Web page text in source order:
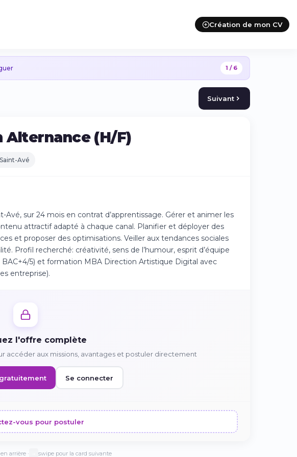
Création de mon CV
1 / 6
Suivant
Alternance (H/F)
Saint-Avé
sur 24 mois en contrat d’apprentissage. Gérer et animer les
attractif adapté à chaque canal. Planifier et déployer des
et proposer des optimisations. Veiller aux tendances sociales
Profil recherché: créativité, sens de l’humour, esprit d’équipe
5) et formation MBA Direction Artistique Digital avec
entreprise).
l'offre complète
accéder aux missions, avantages et postuler directement
Se connecter
vous pour postuler
arrière · swipe pour la card suivante